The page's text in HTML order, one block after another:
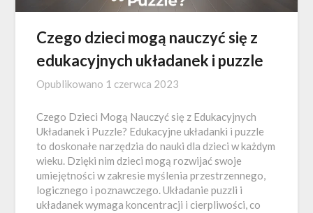
Czego dzieci mogą nauczyć się z
edukacyjnych układanek i puzzle
Opublikowano 1 czerwca 2023
Czego Dzieci Mogą Nauczyć się z Edukacyjnych
Układanek i Puzzle? Edukacyjne układanki i puzzle
to doskonałe narzędzia do nauki dla dzieci w każdym
wieku. Dzięki nim dzieci mogą rozwijać swoje
umiejętności w zakresie myślenia przestrzennego,
logicznego i poznawczego. Układanie puzzli i
układanek wymaga koncentracji i cierpliwości, co